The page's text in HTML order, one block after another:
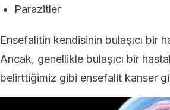
Parazitler
Ensefalitin kendisinin bulaşıcı bir
Ancak, genellikle bulaşıcı bir
belirttiğimiz gibi ensefalit kanser